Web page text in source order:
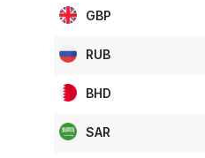
GBP
RUB
BHD
SAR